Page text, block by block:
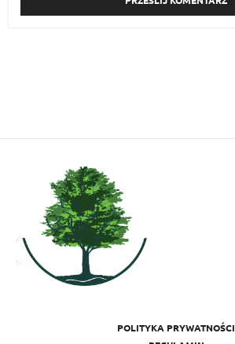
POLITYKA PRYWATNOŚCI